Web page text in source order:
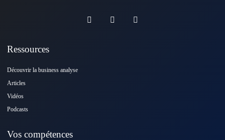
Ressources
Découvrir la business analyse
Articles
Vidéos
Podcasts
Vos compétences